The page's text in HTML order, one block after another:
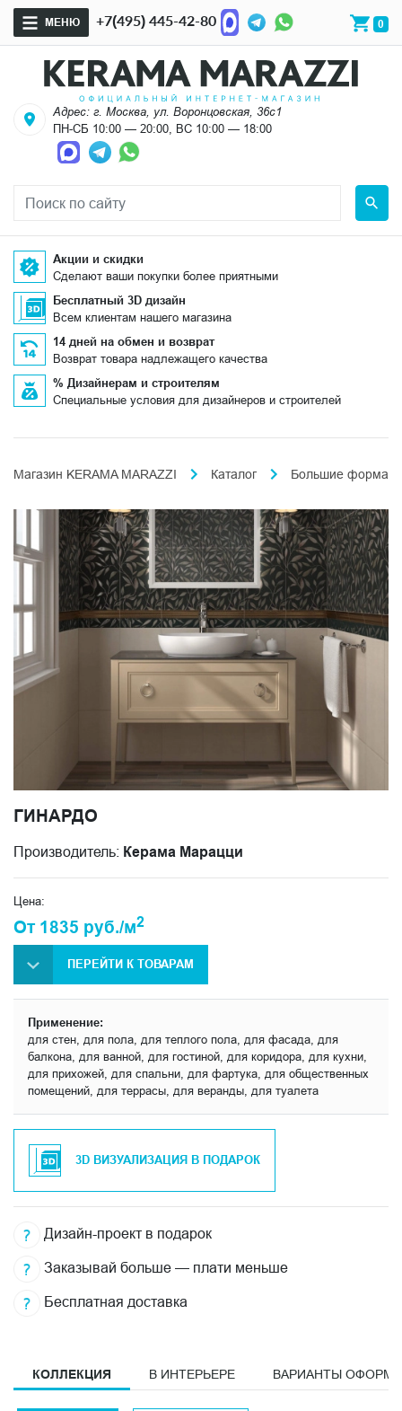
МЕНЮ +7(495) 445-42-80 0
Адрес: г. Москва, ул. Воронцовская, 36с1
ПН-СБ 10:00 — 20:00, ВС 10:00 — 18:00
Акции и скидки
Сделают ваши покупки более приятными
Бесплатный 3D дизайн
Всем клиентам нашего магазина
14 дней на обмен и возврат
Возврат товара надлежащего качества
% Дизайнерам и строителям
Специальные условия для дизайнеров и строителей
Магазин KERAMA MARAZZI Каталог Большие форматы
ГИНАРДО
Производитель: Керама Марацци
Цена:
От 1835 руб./м2
ПЕРЕЙТИ К ТОВАРАМ
Применение:
для стен, для пола, для теплого пола, для фасада, для
балкона, для ванной, для гостиной, для коридора, для кухни,
для прихожей, для спальни, для фартука, для общественных
помещений, для террасы, для веранды, для туалета
3D ВИЗУАЛИЗАЦИЯ В ПОДАРОК
Дизайн-проект в подарок
Заказывай больше — плати меньше
Бесплатная доставка
КОЛЛЕКЦИЯ В ИНТЕРЬЕРЕ ВАРИАНТЫ